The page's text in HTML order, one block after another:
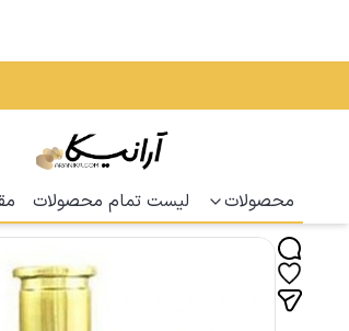
محصولات لیست تمام محصولات